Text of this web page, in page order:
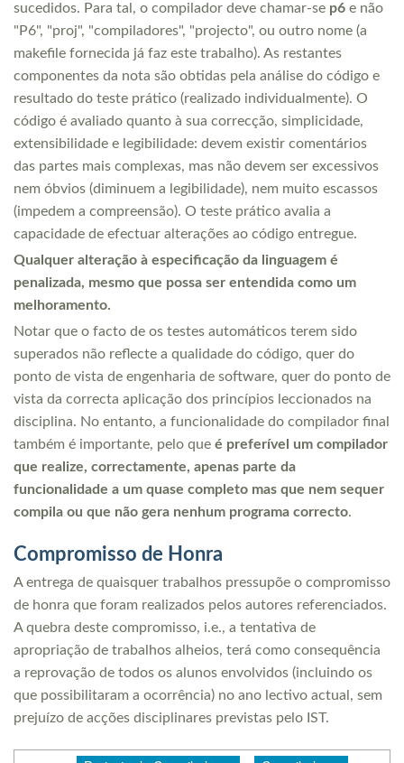
sucedidos. Para tal, o compilador deve chamar-se p6 e não
"P6", "proj", "compiladores", "projecto", ou outro nome (a
makefile fornecida já faz este trabalho). As restantes
componentes da nota são obtidas pela análise do código e
resultado do teste prático (realizado individualmente). O
código é avaliado quanto à sua correcção, simplicidade,
extensibilidade e legibilidade: devem existir comentários
das partes mais complexas, mas não devem ser excessivos
nem óbvios (diminuem a legibilidade), nem muito escassos
(impedem a compreensão). O teste prático avalia a
capacidade de efectuar alterações ao código entregue.
Qualquer alteração à especificação da linguagem é
penalizada, mesmo que possa ser entendida como um
melhoramento.
Notar que o facto de os testes automáticos terem sido
superados não reflecte a qualidade do código, quer do
ponto de vista de engenharia de software, quer do ponto de
vista da correcta aplicação dos princípios leccionados na
disciplina. No entanto, a funcionalidade do compilador final
também é importante, pelo que é preferível um compilador
que realize, correctamente, apenas parte da
funcionalidade a um quase completo mas que nem sequer
compila ou que não gera nenhum programa correcto.
Compromisso de Honra
A entrega de quaisquer trabalhos pressupõe o compromisso
de honra que foram realizados pelos autores referenciados.
A quebra deste compromisso, i.e., a tentativa de
apropriação de trabalhos alheios, terá como consequência
a reprovação de todos os alunos envolvidos (incluindo os
que possibilitaram a ocorrência) no ano lectivo actual, sem
prejuízo de acções disciplinares previstas pelo IST.